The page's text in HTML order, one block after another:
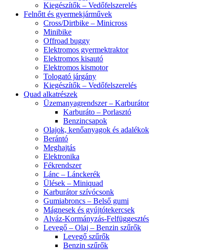
Kiegészítők – Vedőfelszerelés
Felnőtt és gyermekjárművek
Cross/Dirtbike – Minicross
Minibike
Offroad buggy
Elektromos gyermektraktor
Elektromos kisautó
Elektromos kismotor
Tologató járgány
Kiegészítők – Vedőfelszerelés
Quad alkatrészek
Üzemanyagrendszer – Karburátor
Karburáto – Porlasztó
Benzincsapok
Olajok, kenőanyagok és adalékok
Berántó
Meghajtás
Elektronika
Fékrendszer
Lánc – Lánckerék
Ülések – Miniquad
Karburátor szívócsonk
Gumiabroncs – Belső gumi
Mágnesek és gyújtótekercsek
Alváz-Kormányzás-Felfüggesztés
Levegő – Olaj – Benzin szűrők
Levegő szűrők
Benzin szűrők